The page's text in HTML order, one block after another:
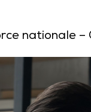
nationale –